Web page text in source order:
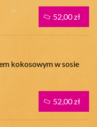
kokosowym w sosie